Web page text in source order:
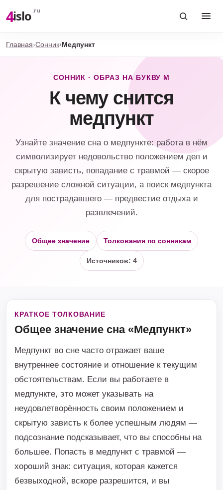
4islo .ru
Главная Сонник Медпункт
СОННИК · ОБРАЗ НА БУКВУ М
К чему снится
медпункт
Узнайте значение сна о медпункте: работа в нём
символизирует недовольство положением дел и
скрытую зависть, попадание с травмой — скорое
разрешение сложной ситуации, а поиск медпункта
для пострадавшего — предвестие отдыха и
развлечений.
Общее значение Толкования по сонникам
Источников: 4
КРАТКОЕ ТОЛКОВАНИЕ
Общее значение сна «Медпункт»
Медпункт во сне часто отражает ваше
внутреннее состояние и отношение к текущим
обстоятельствам. Если вы работаете в
медпункте, это может указывать на
неудовлетворённость своим положением и
скрытую зависть к более успешным людям —
подсознание подсказывает, что вы способны на
большее. Попасть в медпункт с травмой —
хороший знак: ситуация, которая кажется
безвыходной, вскоре разрешится, и вы